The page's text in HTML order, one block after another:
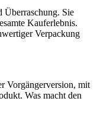
Überraschung. Sie
Kauferlebnis.
Verpackung
Vorgängerversion, mit
Was macht den